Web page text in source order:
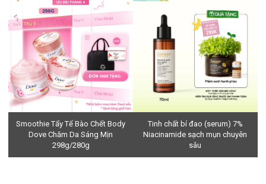
Smoothie Tẩy Tế Bào Chết Body
Dove Chăm Da Sáng Mịn
298g/280g
Tinh chất bí đao (serum) 7%
Niacinamide sạch mụn chuyên
sâu